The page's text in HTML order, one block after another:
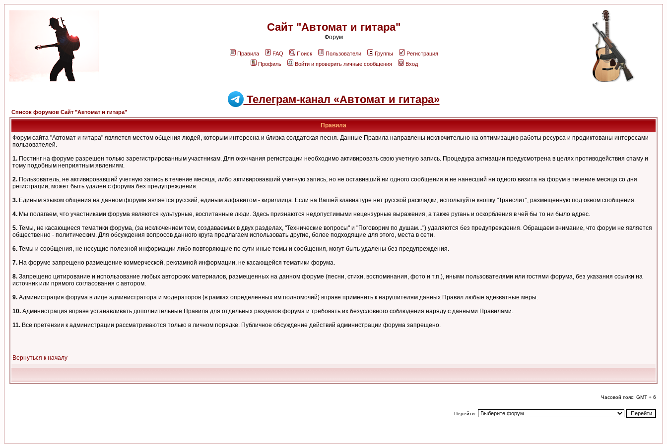
Сайт "Автомат и гитара"
Форум
Правила FAQ Поиск Пользователи Группы
Регистрация
Профиль
Войти и проверить личные сообщения Вход
Телеграм-канал «Автомат и гитара»
Список форумов Сайт "Автомат и гитара"
Правила
Форум сайта "Автомат и гитара" является местом общения людей, которым интересна и близка солдатская песня. Данные Правила направлены исключительно на оптимизацию работы ресурса и продиктованы интересами
пользователей.
1. Постинг на форуме разрешен только зарегистрированным участникам. Для окончания регистрации необходимо активировать свою учетную запись. Процедура активации предусмотрена в целях противодействия спаму и
тому подобным неприятным явлениям.
2. Пользователь, не активировавший учетную запись в течение месяца, либо активировавший учетную запись, но не оставивший ни одного сообщения и не нанесший ни одного визита на форум в течение месяца со дня
регистрации, может быть удален с форума без предупреждения.
3. Единым языком общения на данном форуме является русский, единым алфавитом - кириллица. Если на Вашей клавиатуре нет русской раскладки, используйте кнопку "Транслит", размещенную под окном сообщения.
4. Мы полагаем, что участниками форума являются культурные, воспитанные люди. Здесь признаются недопустимыми нецензурные выражения, а также ругань и оскорбления в чей бы то ни было адрес.
5. Темы, не касающиеся тематики форума, (за исключением тем, создаваемых в двух разделах, "Технические вопросы" и "Поговорим по душам...") удаляются без предупреждения. Обращаем внимание, что форум не является
общественно - политическим. Для обсуждения вопросов данного круга предлагаем использовать другие, более подходящие для этого, места в сети.
6. Темы и сообщения, не несущие полезной информации либо повторяющие по сути иные темы и сообщения, могут быть удалены без предупреждения.
7. На форуме запрещено размещение коммерческой, рекламной информации, не касающейся тематики форума.
8. Запрещено цитирование и использование любых авторских материалов, размещенных на данном форуме (песни, стихи, воспоминания, фото и т.п.), иными пользователями или гостями форума, без указания ссылки на
источник или прямого согласования с автором.
9. Администрация форума в лице администратора и модераторов (в рамках определенных им полномочий) вправе применить к нарушителям данных Правил любые адекватные меры.
10. Администрация вправе устанавливать дополнительные Правила для отдельных разделов форума и требовать их безусловного соблюдения наряду с данными Правилами.
11. Все претензии к администрации рассматриваются только в личном порядке. Публичное обсуждение действий администрации форума запрещено.
Вернуться к началу
Часовой пояс: GMT + 6
Перейти: